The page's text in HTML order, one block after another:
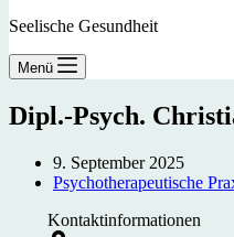
Seelische Gesundheit
Menü
Dipl.-Psych.
9. September 2025
Psychotherapeutische
Kontaktinformationen